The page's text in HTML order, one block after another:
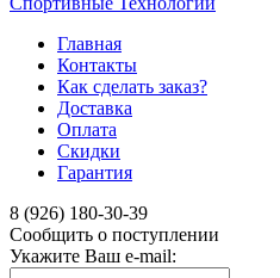
Главная
Контакты
Как сделать заказ?
Доставка
Оплата
Скидки
Гарантия
8 (926) 180-30-39
Сообщить о поступлении
Укажите Ваш e-mail: